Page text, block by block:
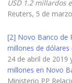
USD 1.2 millardos
Reuters, 5 de
[2] Novo Banco de
millones de
24 de abril de 2019
millones en Novo
Ministerio PP